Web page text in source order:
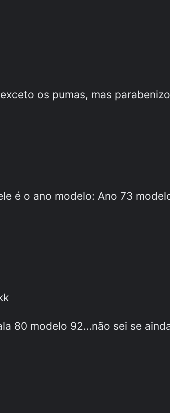
os pumas, mas
é o ano modelo: Ano 73
80 modelo 92…não sei se